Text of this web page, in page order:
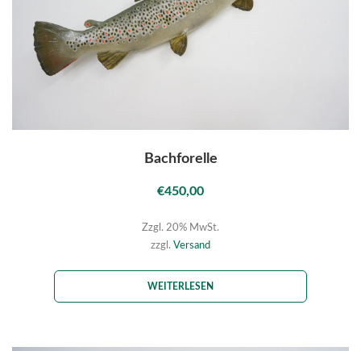
Bachforelle
€450,00
Zzgl. 20% MwSt.
zzgl. Versand
WEITERLESEN